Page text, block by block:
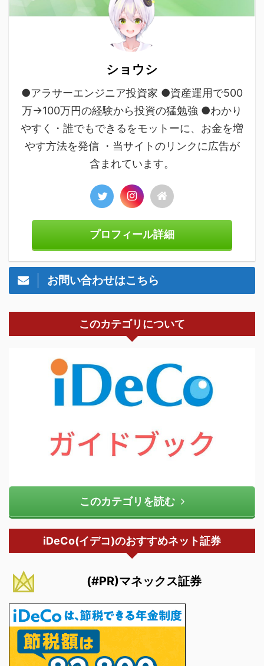
ショウシ
●アラサーエンジニア投資家 ●資産運用で500
万→100万円の経験から投資の猛勉強 ●わかり
やすく・誰でもできるをモットーに、お金を増
やす方法を発信 ・当サイトのリンクに広告が
含まれています。
プロフィール詳細
お問い合わせはこちら
このカテゴリについて
このカテゴリを読む
iDeCo(イデコ)のおすすめネット証券
(#PR)マネックス証券